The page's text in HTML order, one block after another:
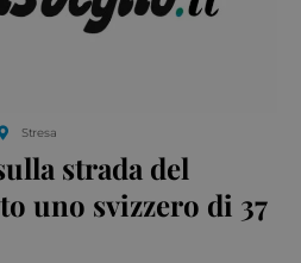
Stresa
strada del
uno svizzero di 37